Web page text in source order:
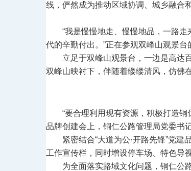
线，俨然成为推动区域协调、城乡融合
“我是慢慢地走、慢慢地品，一路
代的辛勤付出。”正在参观双峰山观景台
立足于双峰山观景台，一边是高达
双峰山映衬下，伴随着缕缕清风，仿佛
“要合理利用现有资源，积极打造
品牌创建会上，铜仁公路管理局党委书
紧密结合“大道为公·开路先锋”党
工作宣传栏，同时增设停车场、特色导
为全面落实路域文化问题，铜仁公